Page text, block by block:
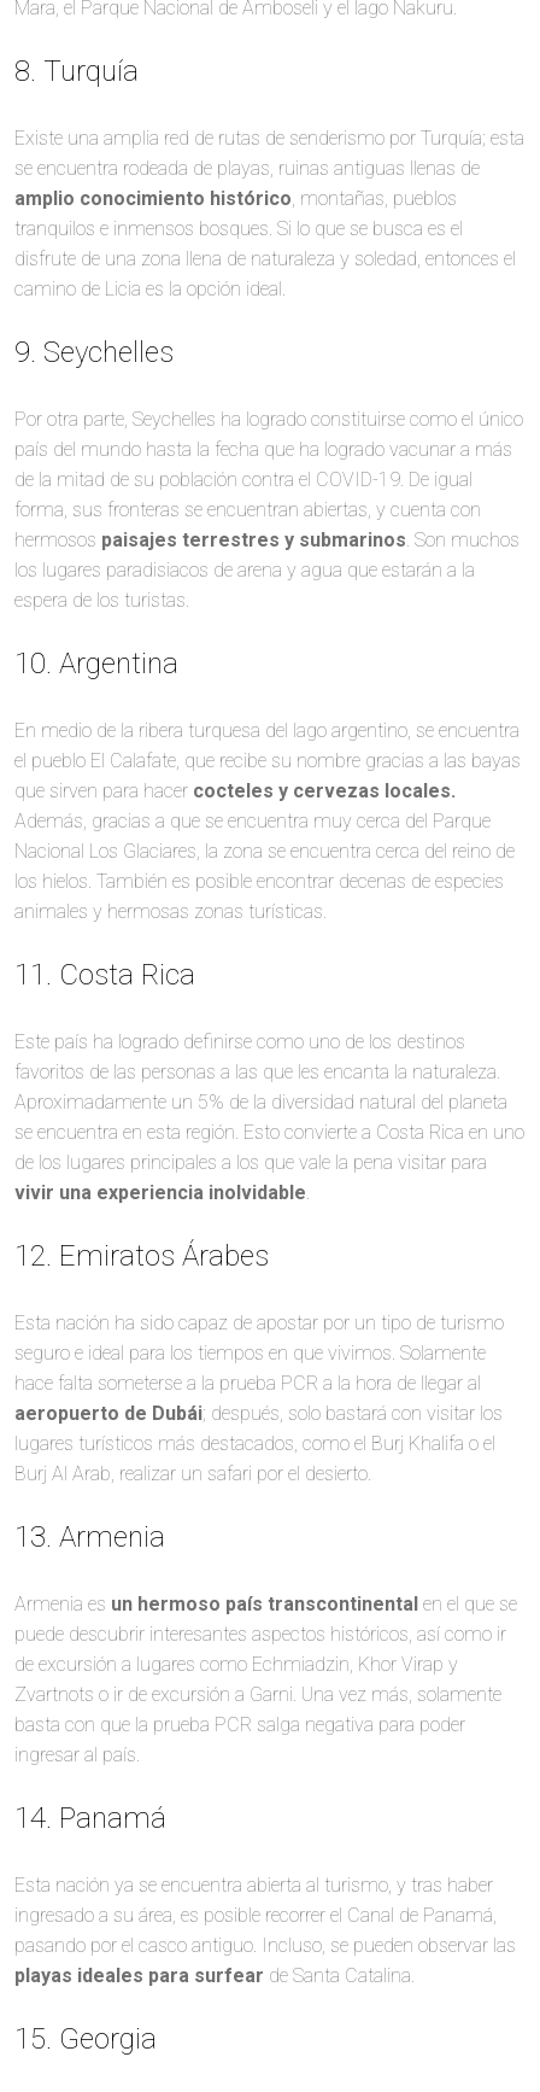
Mara, el Parque Nacional de Amboseli y el lago Nakuru.
8. Turquía
Existe una amplia red de rutas de senderismo por Turquía; esta
se encuentra rodeada de playas, ruinas antiguas llenas de
amplio conocimiento histórico, montañas, pueblos
tranquilos e inmensos bosques. Si lo que se busca es el
disfrute de una zona llena de naturaleza y soledad, entonces el
camino de Licia es la opción ideal.
9. Seychelles
Por otra parte, Seychelles ha logrado constituirse como el único
país del mundo hasta la fecha que ha logrado vacunar a más
de la mitad de su población contra el COVID-19. De igual
forma, sus fronteras se encuentran abiertas, y cuenta con
hermosos paisajes terrestres y submarinos. Son muchos
los lugares paradisiacos de arena y agua que estarán a la
espera de los turistas.
10. Argentina
En medio de la ribera turquesa del lago argentino, se encuentra
el pueblo El Calafate, que recibe su nombre gracias a las bayas
que sirven para hacer cocteles y cervezas locales.
Además, gracias a que se encuentra muy cerca del Parque
Nacional Los Glaciares, la zona se encuentra cerca del reino de
los hielos. También es posible encontrar decenas de especies
animales y hermosas zonas turísticas.
11. Costa Rica
Este país ha logrado definirse como uno de los destinos
favoritos de las personas a las que les encanta la naturaleza.
Aproximadamente un 5% de la diversidad natural del planeta
se encuentra en esta región. Esto convierte a Costa Rica en uno
de los lugares principales a los que vale la pena visitar para
vivir una experiencia inolvidable.
12. Emiratos Árabes
Esta nación ha sido capaz de apostar por un tipo de turismo
seguro e ideal para los tiempos en que vivimos. Solamente
hace falta someterse a la prueba PCR a la hora de llegar al
aeropuerto de Dubái; después, solo bastará con visitar los
lugares turísticos más destacados, como el Burj Khalifa o el
Burj Al Arab, realizar un safari por el desierto.
13. Armenia
Armenia es un hermoso país transcontinental en el que se
puede descubrir interesantes aspectos históricos, así como ir
de excursión a lugares como Echmiadzin, Khor Virap y
Zvartnots o ir de excursión a Garni. Una vez más, solamente
basta con que la prueba PCR salga negativa para poder
ingresar al país.
14. Panamá
Esta nación ya se encuentra abierta al turismo, y tras haber
ingresado a su área, es posible recorrer el Canal de Panamá,
pasando por el casco antiguo. Incluso, se pueden observar las
playas ideales para surfear de Santa Catalina.
15. Georgia